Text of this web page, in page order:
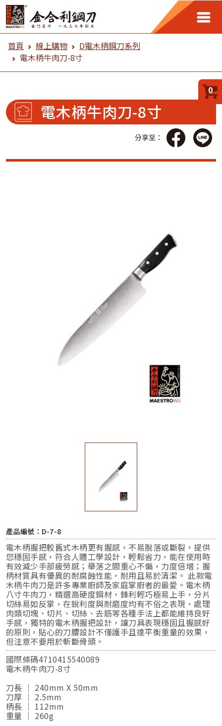
0
金合利鋼刀 線上購物
首頁 線上購物
D電木柄鋼刀系列
電木柄牛肉刀-8寸
電木柄牛肉刀-8寸
分享至：
產品編號：D-7-8
電木柄握把較舊式木柄更有握感，不易脫落或斷裂，提供
您穩固手感，符合人體工學設計，輕鬆省力，能在使用時
有效減少手部疲勞感；舉落之間重心不偏，力度倍增；握
柄材質具有優異的耐腐蝕性能，耐用且易於清潔。 此款電
木柄牛肉刀是許多專業廚師及家庭掌廚者的最愛。電木柄
八寸牛肉刀，精選高硬度鋼材，鋒利輕巧極易上手，分片
切絲易如反掌，在銳利度與耐磨度均有不俗之表現，處理
肉類切塊、切片、切絲、去筋等各種手法上都能維持良好
手感，獨特的電木柄握把設計，讓刀具表現穩固且握感好
的原則，貼心的刀腰設計不僅護手且達平衡重量的效果，
但注意不要用於斬斷骨頭。
國際條碼4710415540089
電木柄牛肉刀-8寸
刀長 ｜ 240mm X 50mm
刀厚 ｜ 2.5mm
柄長 ｜ 112mm
重量 ｜ 260g